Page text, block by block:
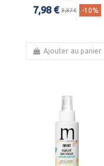
7,98 € 8,87 € -10%
Ajouter au panier